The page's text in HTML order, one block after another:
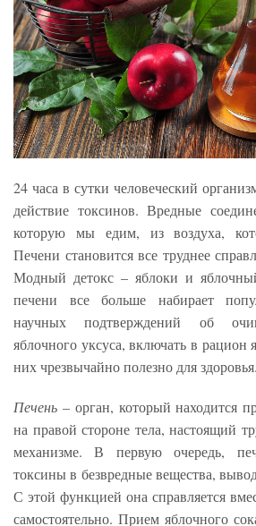
24 часа в сутки человеческий
действие токсинов. Вредные
которую мы едим, из воздуха,
Печени становится все труднее
Модный детокс – яблоки и
печени все больше набирает
научных подтверждений об
яблочного уксуса, включать в рацион
них чрезвычайно полезно для здоровья.
Печень – орган, который находится
на правой стороне тела, настоящий
механизме. В первую очередь,
токсины в безвредные вещества,
С этой функцией она справляется
самостоятельно. Прием яблочного